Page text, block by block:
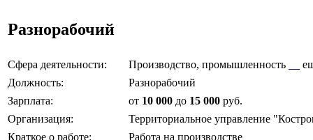
Разнорабочий
Сфера деятельности: Производство, промышленность
Должность:
Разнорабочий
Зарплата:
от 10 000 до 15 000 руб.
Организация:
Территориальное управление
Краткое о работе:
Работа на производстве